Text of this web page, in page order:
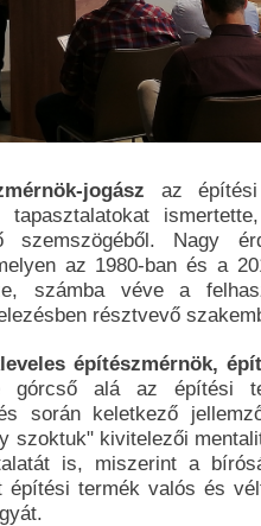
jogász az építési
szemszögéből. Nagy
az 1980-ban és a
számba véve a
résztvevő
építészmérnök,
górcső alá az építési
során keletkező
szoktuk" kivitelezői
is, miszerint a
építési termék valós és